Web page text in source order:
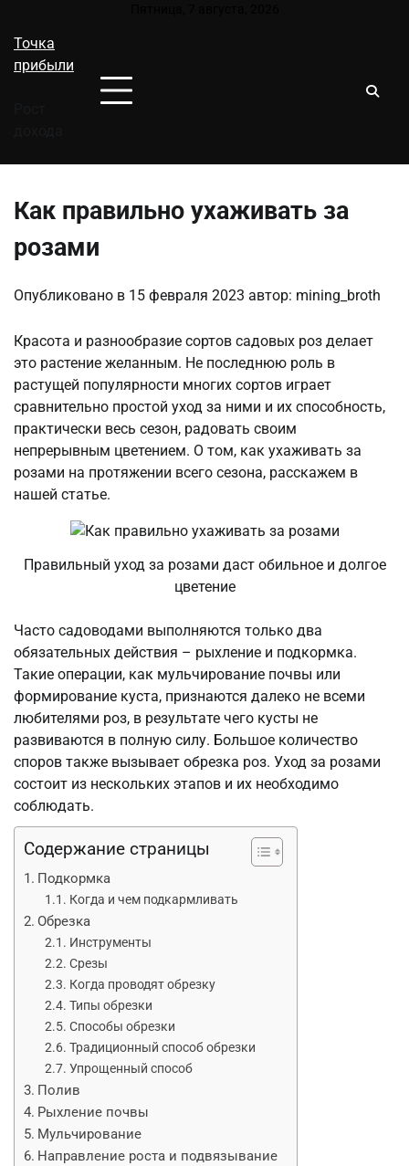
содержимому
Точка
прибыли
Как правильно ухаживать за
розами
Опубликовано в 15 февраля 2023 автор: mining_broth
Красота и разнообразие сортов садовых роз делает
это растение желанным. Не последнюю роль в
растущей популярности многих сортов играет
сравнительно простой уход за ними и их способность,
практически весь сезон, радовать своим
непрерывным цветением. О том, как ухаживать за
розами на протяжении всего сезона, расскажем в
нашей статье.
Правильный уход за розами даст обильное и долгое
цветение
Часто садоводами выполняются только два
обязательных действия – рыхление и подкормка.
Такие операции, как мульчирование почвы или
формирование куста, признаются далеко не всеми
любителями роз, в результате чего кусты не
развиваются в полную силу. Большое количество
споров также вызывает обрезка роз. Уход за розами
состоит из нескольких этапов и их необходимо
соблюдать.
Содержание страницы
Подкормка
Когда и чем подкармливать
Обрезка
Инструменты
Срезы
Когда проводят обрезку
Типы обрезки
Способы обрезки
Традиционный способ обрезки
Упрощенный способ
Полив
Рыхление почвы
Мульчирование
Направление роста и подвязывание